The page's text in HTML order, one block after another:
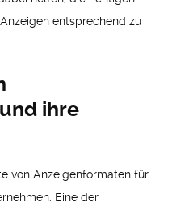
entsprechend zu
ihre
von Anzeigenformaten für
Eine der